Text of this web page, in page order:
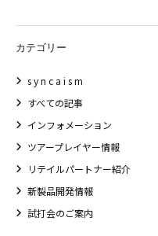
カテゴリー
s y n c a i s m
すべての記事
インフォメーション
ツアープレイヤー情報
リテイルパートナー紹介
新製品開発情報
試打会のご案内